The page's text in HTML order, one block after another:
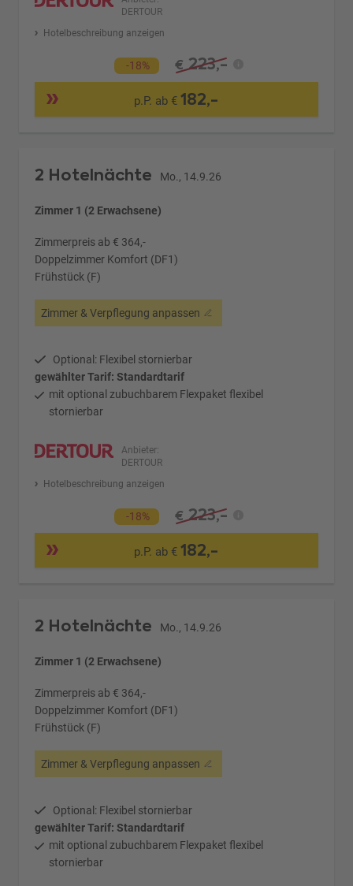
DERTOUR
Hotelbeschreibung anzeigen
-18% € 223,-
p.P. ab €182,-
2 Hotelnächte Mo., 14.9.26
Zimmer 1 (2 Erwachsene)
Zimmerpreis ab € 364,-
Doppelzimmer Komfort (DF1)
Frühstück (F)
Zimmer & Verpflegung anpassen
Optional: Flexibel stornierbar
gewählter Tarif: Standardtarif
mit optional zubuchbarem Flexpaket flexibel
stornierbar
Anbieter:
DERTOUR
Hotelbeschreibung anzeigen
-18% € 223,-
p.P. ab €182,-
2 Hotelnächte Mo., 14.9.26
Zimmer 1 (2 Erwachsene)
Zimmerpreis ab € 364,-
Doppelzimmer Komfort (DF1)
Frühstück (F)
Zimmer & Verpflegung anpassen
Optional: Flexibel stornierbar
gewählter Tarif: Standardtarif
mit optional zubuchbarem Flexpaket flexibel
stornierbar